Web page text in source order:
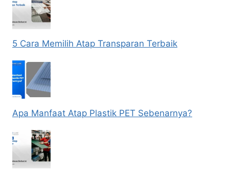
5 Cara Memilih Atap Transparan Terbaik
Apa Manfaat Atap Plastik PET Sebenarnya?